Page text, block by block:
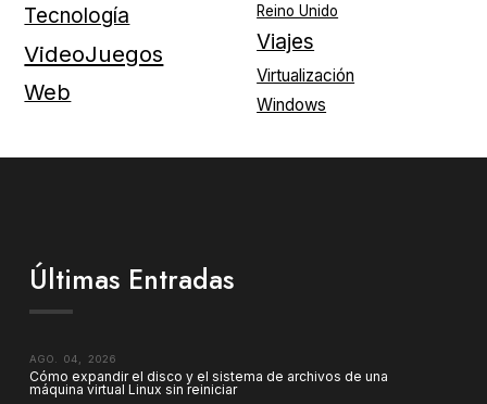
Reino Unido
Tecnología
Viajes
VideoJuegos
Virtualización
Web Windows
Últimas Entradas
AGO. 04, 2026
Cómo expandir el disco y el sistema de archivos de una
máquina virtual Linux sin reiniciar